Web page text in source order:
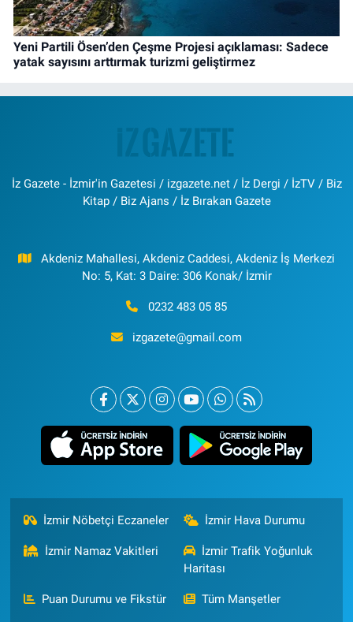
Yeni Partili Ösen’den Çeşme Projesi açıklaması: Sadece
yatak sayısını arttırmak turizmi geliştirmez
İz Gazete - İzmir'in Gazetesi / izgazete.net / İz Dergi / İzTV / Biz
Kitap / Biz Ajans / İz Bırakan Gazete
Akdeniz Mahallesi, Akdeniz Caddesi, Akdeniz İş Merkezi
No: 5, Kat: 3 Daire: 306 Konak/ İzmir
0232 483 05 85
izgazete@gmail.com
İzmir Nöbetçi Eczaneler İzmir Hava Durumu
İzmir Namaz Vakitleri
İzmir Trafik Yoğunluk
Haritası
Puan Durumu ve Fikstür Tüm Manşetler